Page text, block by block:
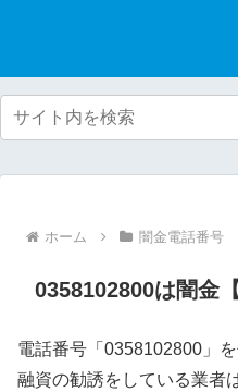
ホーム 闇金電話番号
0358102800は闇金
電話番号「0358102800」
融資の勧誘をしている業者